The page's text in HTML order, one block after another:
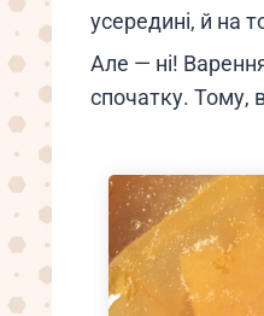
усередині, й на
Але — ні!
спочатку. Тому,